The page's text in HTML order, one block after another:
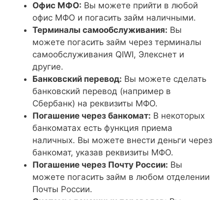
Офис МФО: Вы можете прийти в любой
офис МФО и погасить займ наличными.
Терминалы самообслуживания: Вы
можете погасить займ через терминалы
самообслуживания QIWI, Элекснет и
другие.
Банковский перевод: Вы можете сделать
банковский перевод (например в
Сбербанк) на реквизиты МФО.
Погашение через банкомат: В некоторых
банкоматах есть функция приема
наличных. Вы можете внести деньги через
банкомат, указав реквизиты МФО.
Погашение через Почту России: Вы
можете погасить займ в любом отделении
Почты России.